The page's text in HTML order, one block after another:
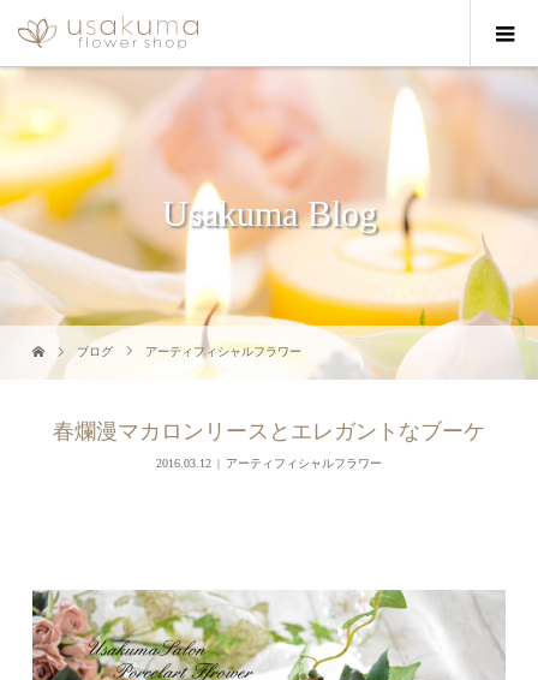
Usakuma Blog
ブログ アーティフィシャルフラワー
春爛漫マカロンリースとエレガントなブーケ
2016.03.12 アーティフィシャルフラワー